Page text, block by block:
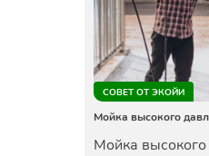
СОВЕТ ОТ ЭКОЙИ
Мойка высокого
Мойка